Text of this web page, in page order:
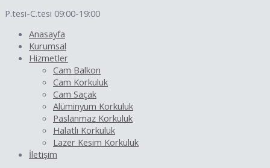
P.tesi-C.tesi 09:00-19:00
Anasayfa
Kurumsal
Hizmetler
Cam Balkon
Cam Korkuluk
Cam Saçak
Alüminyum Korkuluk
Paslanmaz Korkuluk
Halatlı Korkuluk
Lazer Kesim Korkuluk
İletişim